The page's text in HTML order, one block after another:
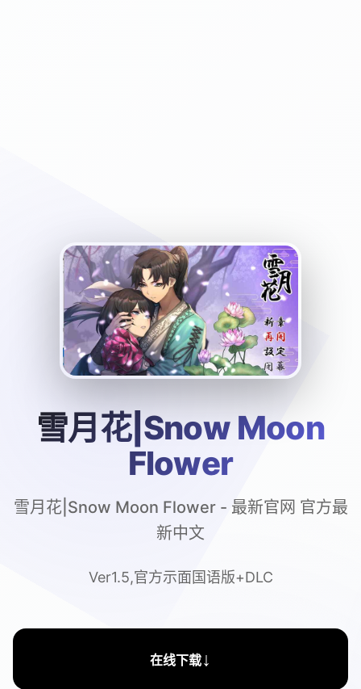
雪月花|Snow Moon
Flower
雪月花|Snow Moon Flower - 最新官网 官方最
新中文
Ver1.5,官方示面国语版+DLC
在线下载↓